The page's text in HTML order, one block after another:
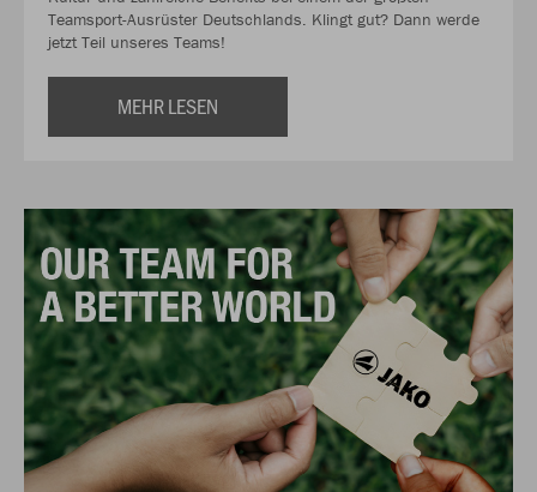
Teamsport-Ausrüster Deutschlands. Klingt gut? Dann werde
jetzt Teil unseres Teams!
MEHR LESEN